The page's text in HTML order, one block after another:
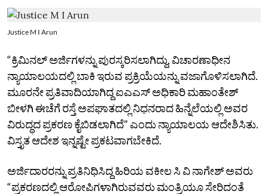
Justice M I Arun
“ಕ್ರಿಮಿನಲ್‌ ಅರ್ಜಿಗಳನ್ನು ಪುರಸ್ಕರಿಸಲಾಗಿದ್ದು, ವಿಚಾರಣಾಧೀನ
ನ್ಯಾಯಾಲಯದಲ್ಲಿ ಬಾಕಿ ಇರುವ ಪ್ರಕ್ರಿಯೆಯನ್ನು ವಜಾಗೊಳಿಸಲಾಗಿದೆ.
ಮೂರನೇ ಪ್ರತಿವಾದಿಯಾಗಿದ್ದ ಐಎಎಸ್‌ ಅಧಿಕಾರಿ ಮಹಾಂತೇಶ್‌
ಬೀಳಗಿ ಈಚೆಗೆ ರಸ್ತೆ ಅಪಘಾತದಲ್ಲಿ ನಿಧನರಾದ ಹಿನ್ನೆಲೆಯಲ್ಲಿ ಅವರ
ವಿರುದ್ಧದ ಪ್ರಕರಣ ಕೈಬಿಡಲಾಗಿದೆ” ಎಂದು ನ್ಯಾಯಾಲಯ ಆದೇಶಿಸಿತು.
ವಿಸ್ತೃತ ಆದೇಶ ಇನ್ನಷ್ಟೇ ಪ್ರಕಟವಾಗಬೇಕಿದೆ.
ಅರ್ಜಿದಾರರನ್ನು ಪ್ರತಿನಿಧಿಸಿದ್ದ ಹಿರಿಯ ವಕೀಲ ಸಿ ವಿ ನಾಗೇಶ್‌ ಅವರು
“ಪ್ರಕರಣದಲ್ಲಿ ಆರೋಪಿಗಳಾಗಿರುವವರು ಮಂತ್ರಿಯೂ ಸೇರಿದಂತೆ